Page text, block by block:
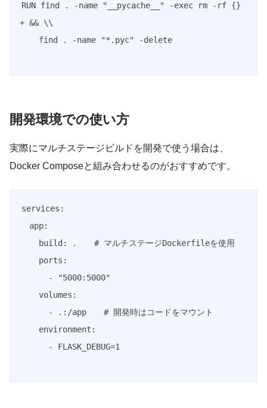
RUN find . -name "__pycache__" -exec rm -rf {}
+ && \\
開発環境での使い方
実際にマルチステージビルドを開発で使う場合は、
Docker Composeと組み合わせるのがおすすめです。
services :
app:
build : .
# マルチステージDockerfileを使用
ports :
-
"5000:5000"
volumes :
-
. : /app
# 開発時はコードをマウント
environment :
-
FLASK_DEBUG=1